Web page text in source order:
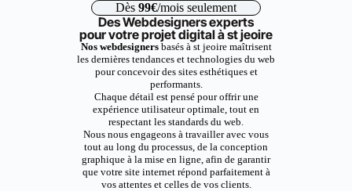
Dès 99€/mois seulement
Des Webdesigners experts
pour votre projet digital à st jeoire
Nos webdesignersbasés à st jeoire maîtrisent
les dernières tendances et technologies du web
pour concevoir des sites esthétiques et
performants.
Chaque détail est pensé pour offrir une
expérience utilisateur optimale, tout en
respectant les standards du web.
Nous nous engageons à travailler avec vous
tout au long du processus, de la conception
graphique à la mise en ligne, afin de garantir
que votre site internet répond parfaitement à
vos attentes et celles de vos clients.